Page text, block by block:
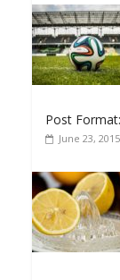
Post
June 23, 2015